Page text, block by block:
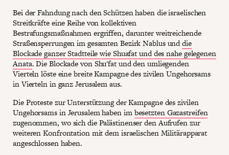
Bei der Fahndung nach den Schützen haben die israelischen
Streitkräfte eine Reihe von kollektiven
Bestrafungsmaßnahmen ergriffen, darunter weitreichende
Straßensperrungen im gesamten Bezirk Nablus unddie
Blockade ganzer Stadtteile wie Shuafat und des nahe gelegenen
Anata. Die Blockade von Shu'fat und den umliegenden
Vierteln löste eine breite Kampagne des zivilen Ungehorsams
in Vierteln in ganz Jerusalem aus.
Die Proteste zur Unterstützung der Kampagne des zivilen
Ungehorsams in Jerusalem haben imbesetzten Gazastreifen
zugenommen, wo sich die Palästinenser den Aufrufen zur
weiteren Konfrontation mit dem israelischen Militärapparat
angeschlossen haben.